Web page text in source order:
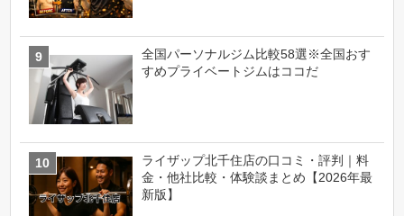
全国パーソナルジム比較58選※全国おす
すめプライベートジムはココだ
ライザップ北千住店の口コミ・評判｜料
金・他社比較・体験談まとめ【2026年最
新版】